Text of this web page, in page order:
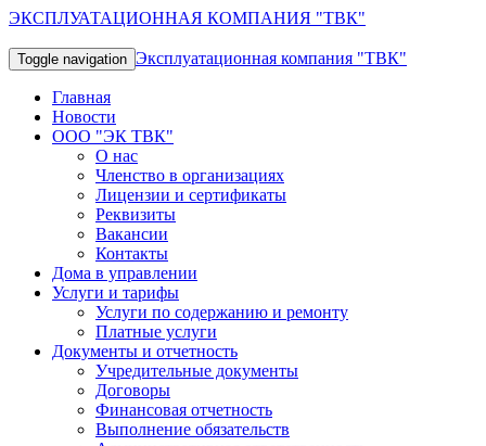
ЭКСПЛУАТАЦИОННАЯ КОМПАНИЯ "ТВК"
Toggle navigation Эксплуатационная компания "ТВК"
Главная
Новости
ООО "ЭК ТВК"
О нас
Членство в организациях
Лицензии и сертификаты
Реквизиты
Вакансии
Контакты
Дома в управлении
Услуги и тарифы
Услуги по содержанию и ремонту
Платные услуги
Документы и отчетность
Учредительные документы
Договоры
Финансовая отчетность
Выполнение обязательств